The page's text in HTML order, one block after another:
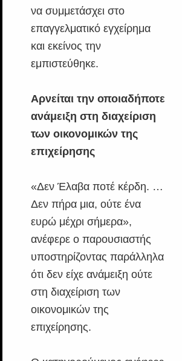
να συμμετάσχει στο
επαγγελματικό εγχείρημα
και εκείνος την
εμπιστεύθηκε.
Αρνείται την οποιαδήποτε
ανάμειξη στη διαχείριση
των οικονομικών της
επιχείρησης
«Δεν Έλαβα ποτέ κέρδη. …
Δεν πήρα μια, ούτε ένα
ευρώ μέχρι σήμερα»,
ανέφερε ο παρουσιαστής
υποστηρίζοντας παράλληλα
ότι δεν είχε ανάμειξη ούτε
στη διαχείριση των
οικονομικών της
επιχείρησης.